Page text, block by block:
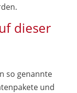
dieser
so genannte
und